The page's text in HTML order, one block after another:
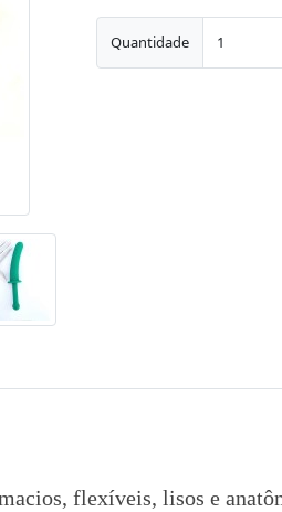
Quantidade
flexíveis, lisos e